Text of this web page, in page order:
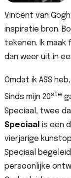
Vincent van
inspiratie bron.
tekenen. Ik maak
dan weer uit in
Omdat ik ASS
Sinds mijn 20ste
Speciaal, twee
Speciaal is een
vierjarige
Speciaal
persoonlijke